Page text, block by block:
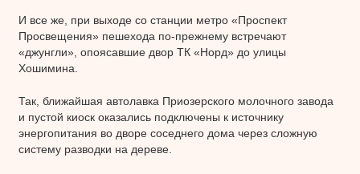
И все же, при выходе со станции метро «Проспект
Просвещения» пешехода по-прежнему встречают
«джунгли», опоясавшие двор ТК «Норд» до улицы
Хошимина.
Так, ближайшая автолавка Приозерского молочного завода
и пустой киоск оказались подключены к источнику
энергопитания во дворе соседнего дома через сложную
систему разводки на дереве.